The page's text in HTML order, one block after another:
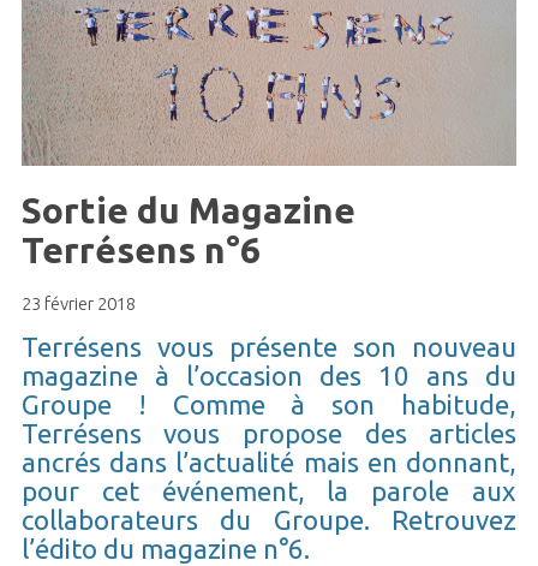
Sortie du Magazine
Terrésens n°6
23 février 2018
Terrésens vous présente son nouveau
magazine à l’occasion des 10 ans du
Groupe ! Comme à son habitude,
Terrésens vous propose des articles
ancrés dans l’actualité mais en donnant,
pour cet événement, la parole aux
collaborateurs du Groupe. Retrouvez
l’édito du magazine n°6.